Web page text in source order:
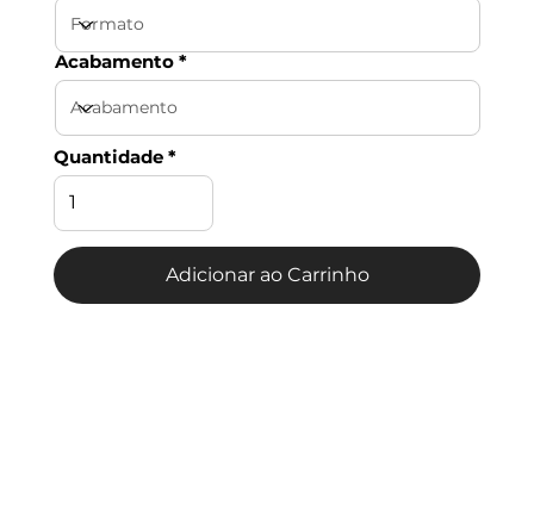
Acabamento
Quantidade
Adicionar ao Carrinho